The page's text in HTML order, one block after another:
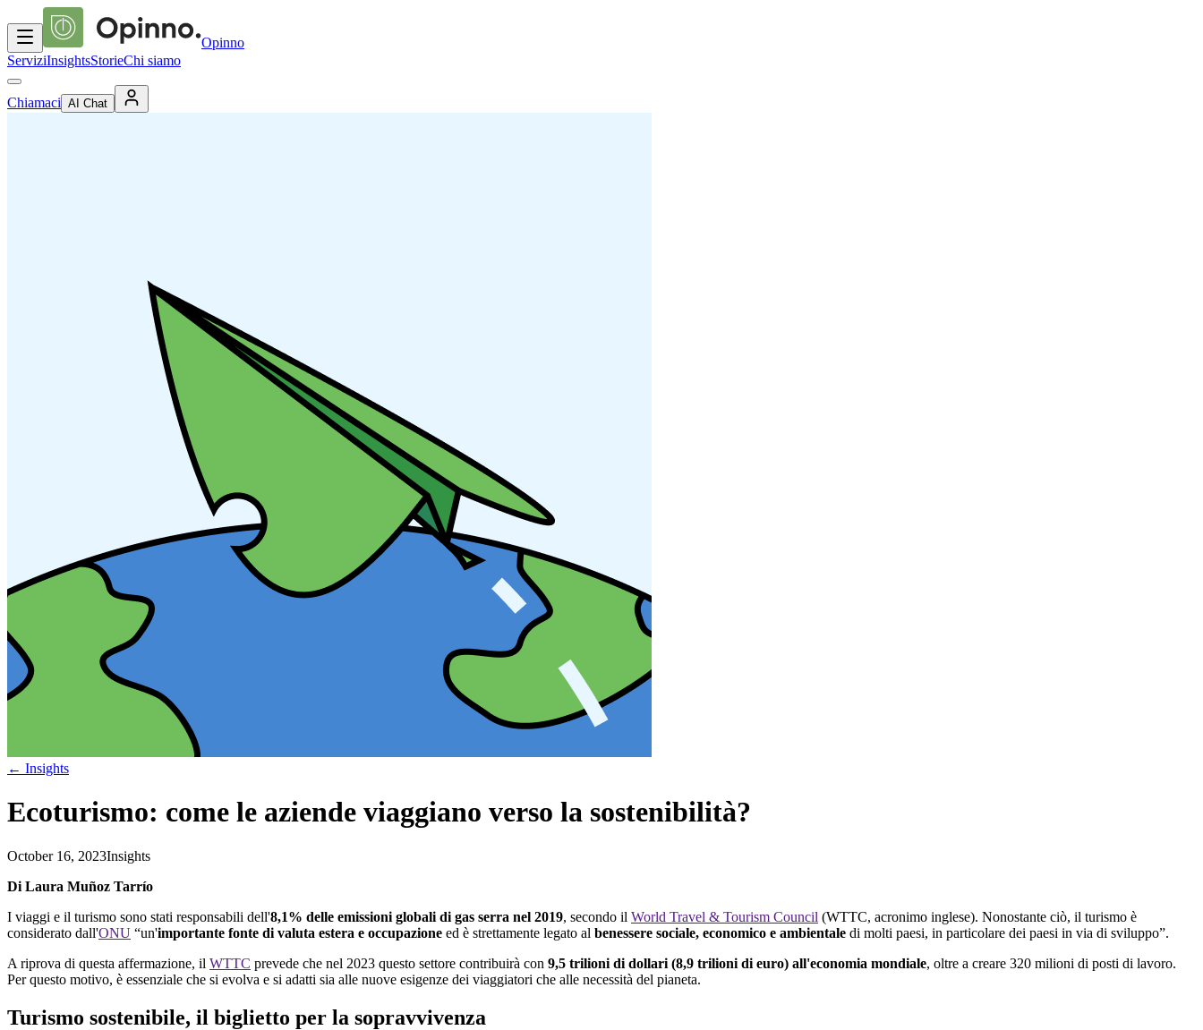
Opinno
ServiziInsightsStorieChi siamo
Chiamaci AI Chat
← Insights
Ecoturismo: come le aziende viaggiano verso la sostenibilità?
October 16, 2023Insights
Di Laura Muñoz Tarrío
I viaggi e il turismo sono stati responsabili dell'8,1% delle emissioni globali di gas serra nel 2019, secondo il World Travel & Tourism Council (WTTC, acronimo inglese). Nonostante ciò, il turismo è
considerato dall'ONU “un'importante fonte di valuta estera e occupazione ed è strettamente legato al benessere sociale, economico e ambientale di molti paesi, in particolare dei paesi in via di sviluppo”.
A riprova di questa affermazione, il WTTC prevede che nel 2023 questo settore contribuirà con 9,5 trilioni di dollari (8,9 trilioni di euro) all'economia mondiale, oltre a creare 320 milioni di posti di lavoro.
Per questo motivo, è essenziale che si evolva e si adatti sia alle nuove esigenze dei viaggiatori che alle necessità del pianeta.
Turismo sostenibile, il biglietto per la sopravvivenza